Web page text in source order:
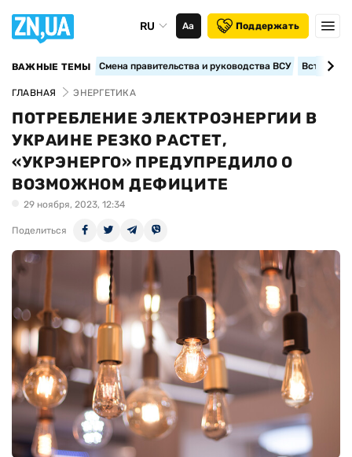
RU Аа Поддержать
ВАЖНЫЕ ТЕМЫ Смена правительства и руководства ВСУ
ГЛАВНАЯ ЭНЕРГЕТИКА
ПОТРЕБЛЕНИЕ ЭЛЕКТРОЭНЕРГИИ В
УКРАИНЕ РЕЗКО РАСТЕТ,
«УКРЭНЕРГО» ПРЕДУПРЕДИЛО О
ВОЗМОЖНОМ ДЕФИЦИТЕ
29 ноября, 2023, 12:34
Поделиться